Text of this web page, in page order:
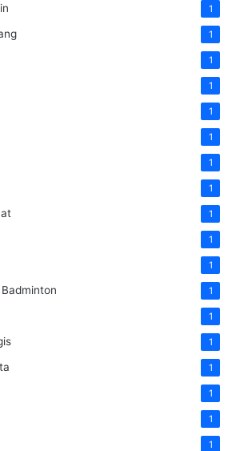
1
1
1
1
1
1
1
1
1
1
1
1
1
1
1
1
1
1